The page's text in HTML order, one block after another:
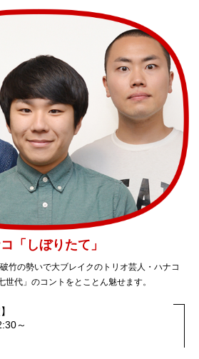
「しぼりたて」
竹の勢いで大ブレイクのトリオ芸人・ハナコ
代」のコントをとことん魅せます。
～